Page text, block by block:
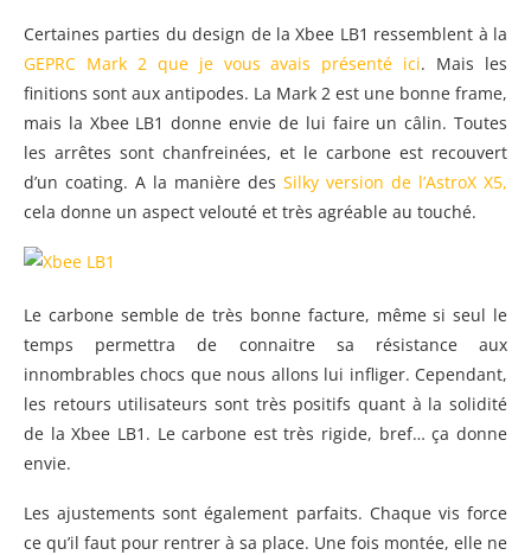
Certaines parties du design de la Xbee LB1 ressemblent à la
GEPRC Mark 2 que je vous avais présenté ici. Mais les
finitions sont aux antipodes. La Mark 2 est une bonne frame,
mais la Xbee LB1 donne envie de lui faire un câlin. Toutes
les arrêtes sont chanfreinées, et le carbone est recouvert
d’un coating. A la manière des Silky version de l’AstroX X5,
cela donne un aspect velouté et très agréable au touché.
Le carbone semble de très bonne facture, même si seul le
temps permettra de connaitre sa résistance aux
innombrables chocs que nous allons lui infliger. Cependant,
les retours utilisateurs sont très positifs quant à la solidité
de la Xbee LB1. Le carbone est très rigide, bref… ça donne
envie.
Les ajustements sont également parfaits. Chaque vis force
ce qu’il faut pour rentrer à sa place. Une fois montée, elle ne